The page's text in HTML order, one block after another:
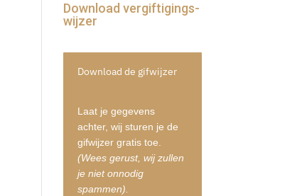
Download vergiftigings-
wijzer
Download de gifwijzer
Laat je gegevens
achter, wij sturen je de
gifwijzer gratis toe.
(Wees gerust, wij zullen
je niet onnodig
spammen).